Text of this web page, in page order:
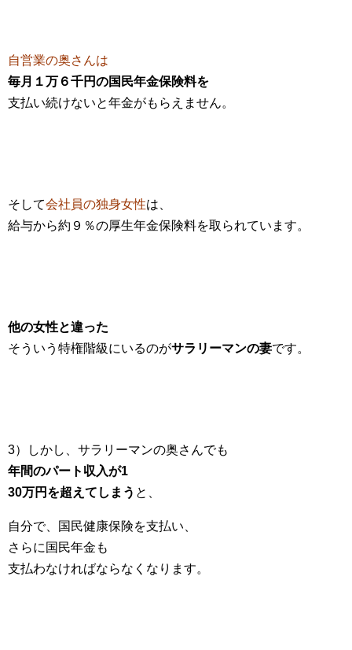
自営業の奥さんは
毎月１万６千円の国民年金保険料を
支払い続けないと年金がもらえません。
そして会社員の独身女性は、
給与から約９％の厚生年金保険料を取られています。
他の女性と違った
そういう特権階級にいるのがサラリーマンの妻です。
3）しかし、サラリーマンの奥さんでも
年間のパート収入が1
30万円を超えてしまう と、
自分で、国民健康保険を支払い、
さらに国民年金も
支払わなければならなくなります。